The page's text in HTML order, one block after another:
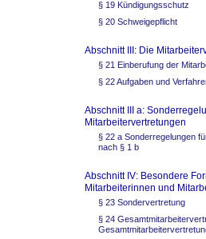
§ 19 Kündigungsschutz
§ 20 Schweigepflicht
Abschnitt III: Die
§ 21 Einberufung der
§ 22 Aufgaben und
Abschnitt III a:
Mitarbeitervertretungen
§ 22 a Sonderregelungen
nach § 1 b
Abschnitt IV: Besondere
Mitarbeiterinnen und
§ 23 Sondervertretung
§ 24